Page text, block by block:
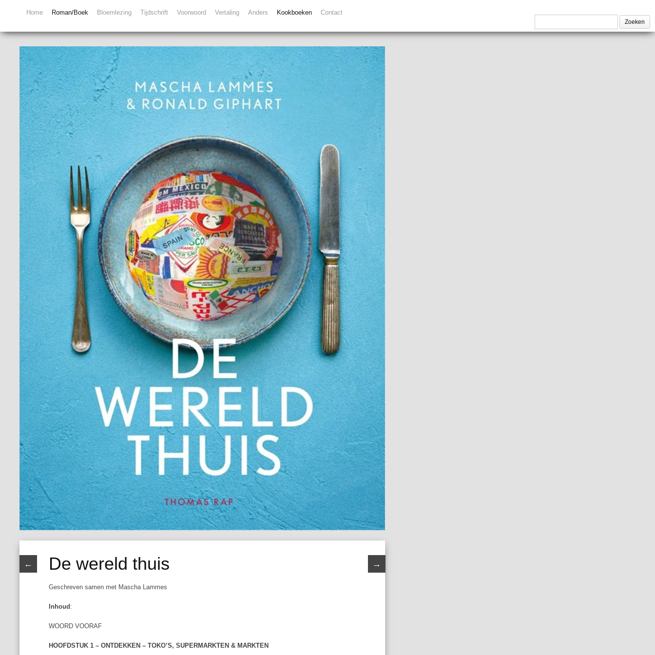
Home Roman/Boek Bloemlezing Tijdschrift Voorwoord Vertaling Anders Kookboeken Contact
← →
De wereld thuis
Geschreven samen met Mascha Lammes
Inhoud :
WOORD VOORAF
HOOFDSTUK 1 – ONTDEKKEN – TOKO’S, SUPERMARKTEN & MARKTEN